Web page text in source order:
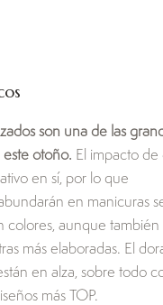
son una de las
otoño. El impacto de
en sí, por lo que
en manicuras
colores, aunque
más elaboradas. El
en alza, sobre todo
más TOP.